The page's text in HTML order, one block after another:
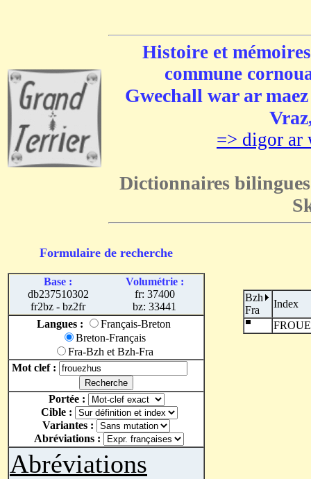
Histoire et
commune
Gwechall war ar
=> digor ar
Dictionnaires
Formulaire de recherche
Base :
db237510302
fr2bz - bz2fr
Volumétrie :
fr: 37400
bz: 33441
Langues :
Français-Breton
Breton-Français
Fra-Bzh et Bzh-Fra
Mot clef :
Portée :
Cible :
Variantes :
Abréviations :
Abréviations
Bzh
Fra
Index